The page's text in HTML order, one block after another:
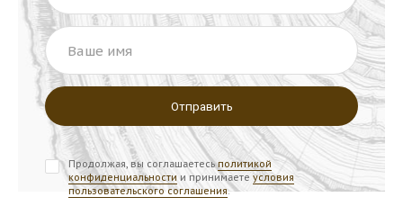
Ваше имя
Продолжая, вы соглашаетесьполитикой
конфиденциальности и принимаете условия
пользовательского соглашения.